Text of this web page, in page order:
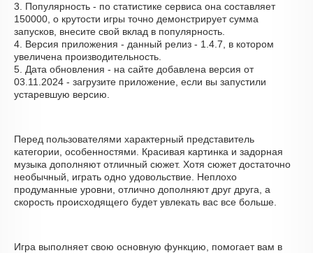
3. Популярность - по статистике сервиса она составляет
150000, о крутости игры точно демонстрирует сумма
запусков, внесите свой вклад в популярность.
4. Версия приложения - данный релиз - 1.4.7, в котором
увеличена производительность.
5. Дата обновления - на сайте добавлена версия от
03.11.2024 - загрузите приложение, если вы запустили
устаревшую версию.
Перед пользователями характерный представитель
категории, особенностями. Красивая картинка и задорная
музыка дополняют отличный сюжет. Хотя сюжет достаточно
необычный, играть одно удовольствие. Неплохо
продуманные уровни, отлично дополняют друг друга, а
скорость происходящего будет увлекать вас все больше.
Игра выполняет свою основную функцию, помогает вам в